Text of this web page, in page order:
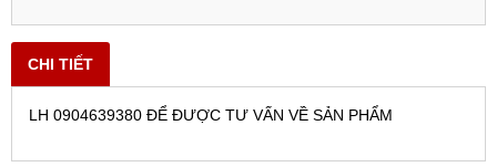
CHI TIẾT
LH 0904639380 ĐỂ ĐƯỢC TƯ VẤN VỀ SẢN PHẨM